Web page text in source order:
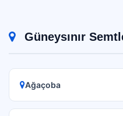
Güneysınır
Ağaçoba